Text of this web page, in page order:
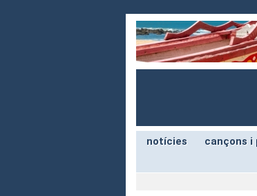
notícies cançons i